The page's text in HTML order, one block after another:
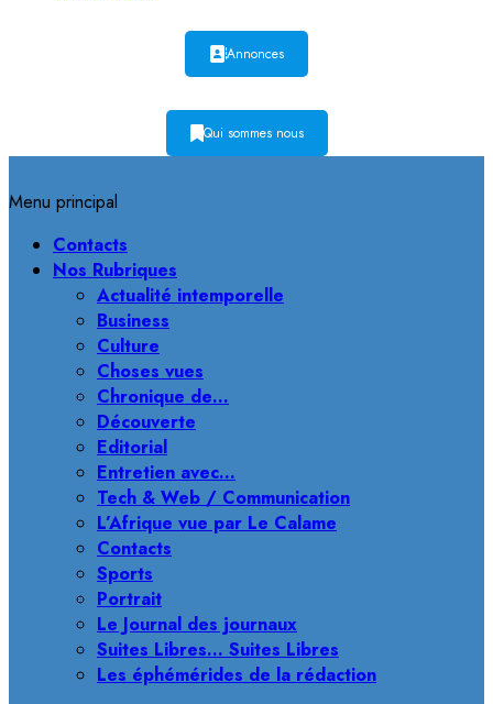
Annonces
Qui sommes nous
Menu principal
Contacts
Nos Rubriques
Actualité intemporelle
Business
Culture
Choses vues
Chronique de…
Découverte
Editorial
Entretien avec…
Tech & Web / Communication
L’Afrique vue par Le Calame
Contacts
Sports
Portrait
Le Journal des journaux
Suites Libres… Suites Libres
Les éphémérides de la rédaction